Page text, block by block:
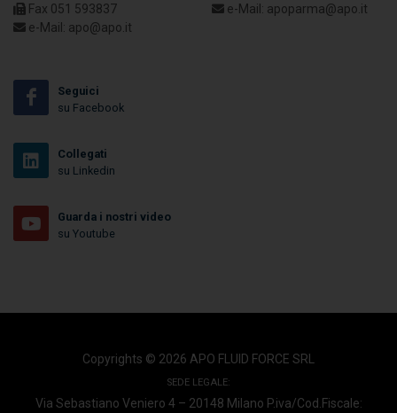
Fax 051 593837
e-Mail: apo@apo.it
e-Mail: apoparma@apo.it
Seguici
su Facebook
Collegati
su Linkedin
Guarda i nostri video
su Youtube
Copyrights © 2026 APO FLUID FORCE SRL
SEDE LEGALE:
Via Sebastiano Veniero 4 – 20148 Milano P.iva/Cod.Fiscale: